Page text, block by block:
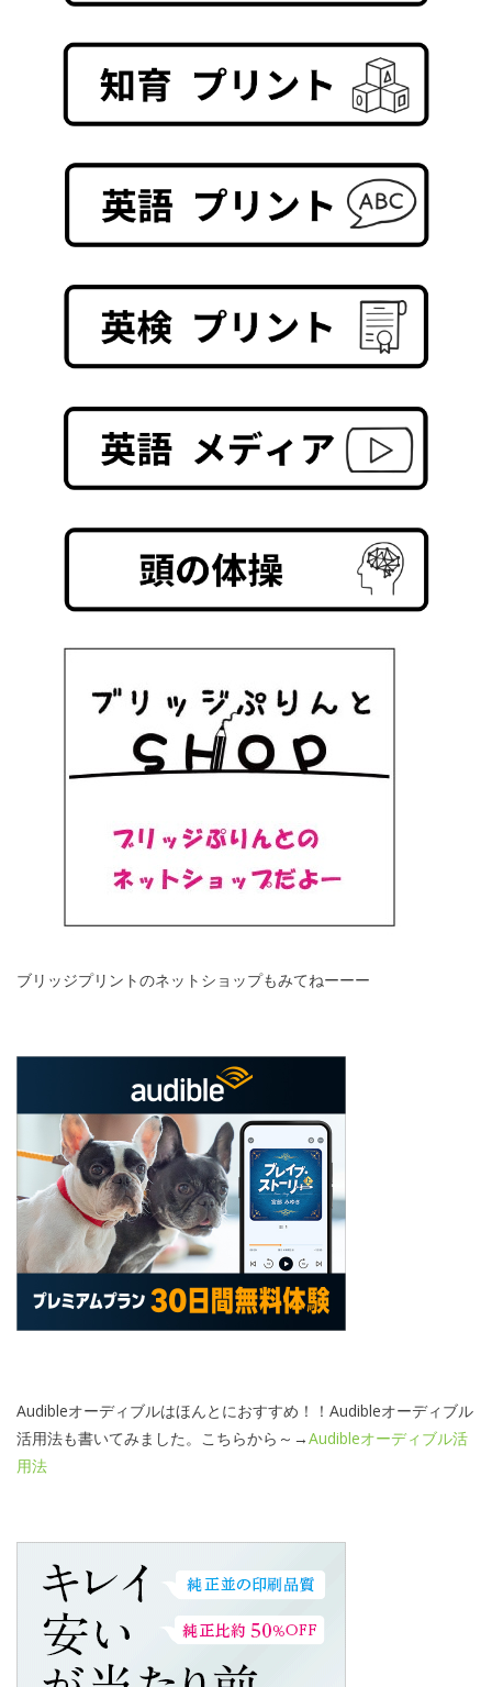
ブリッジプリントのネットショップもみてねーーー
Audibleオーディブルはほんとにおすすめ！！Audibleオーディブル
活用法も書いてみました。こちらから～→Audibleオーディブル活
用法